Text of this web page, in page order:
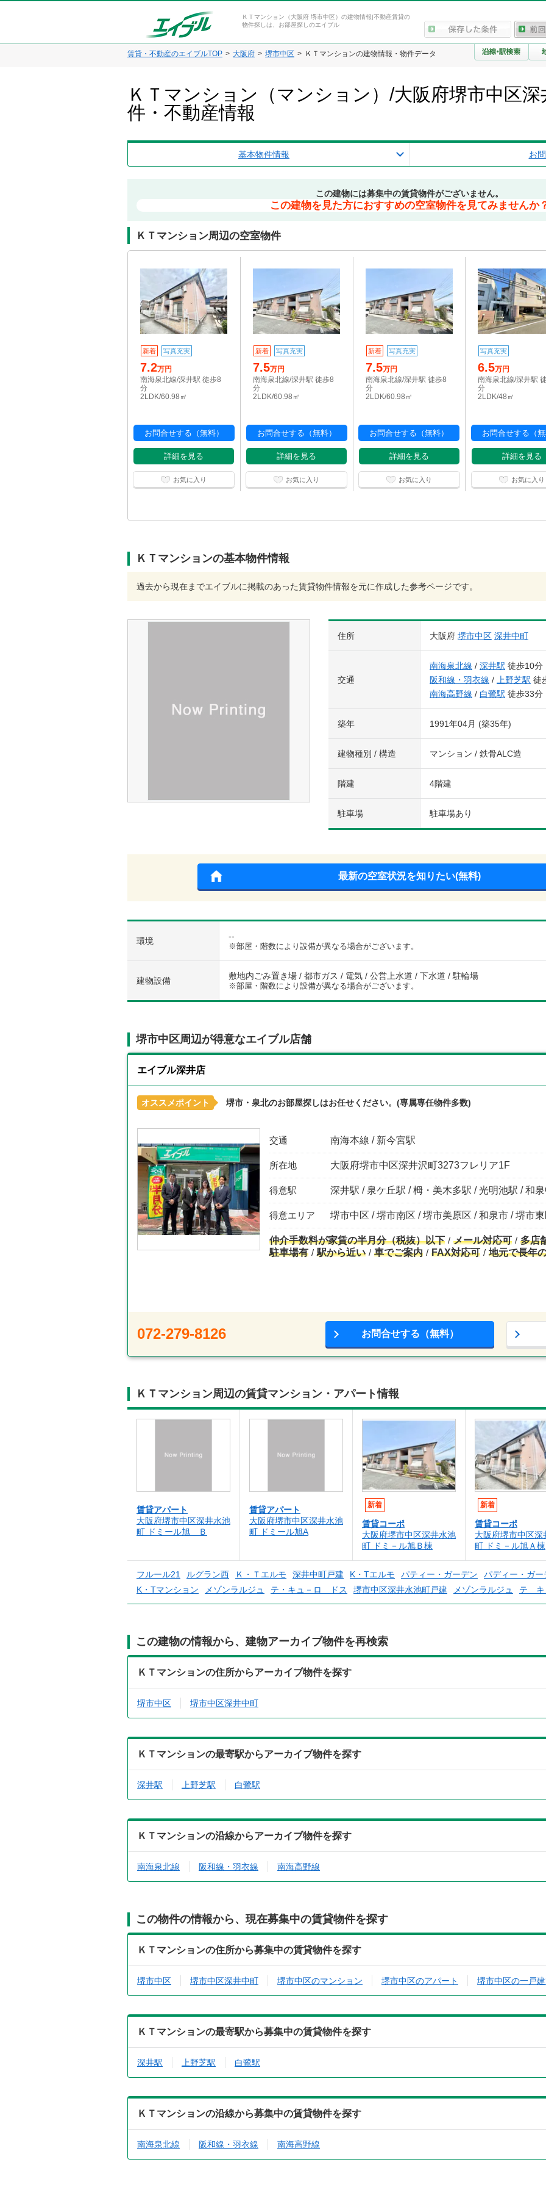
ＫＴマンション（大阪府 堺市中区）の建物情報|不動産賃貸の
物件探しは、お部屋探しのエイブル
賃貸・不動産のエイブルTOP 大阪府 堺市中区 ＫＴマンションの建物情報・物件データ
ＫＴマンション（マンション）/大阪府堺市中区
件・不動産情報
基本物件情報 お
この建物には募集中の賃貸物件がございません。
この建物を見た方におすすめの空室物件を見てみませんか
ＫＴマンション周辺の空室物件
新着 写真充実
7.2万円
南海泉北線/深井駅 徒歩8
分
2LDK/60.98㎡
お問合せする（無料）
詳細を見る
お気に入り
新着 写真充実
7.5万円
南海泉北線/深井駅 徒歩8
分
2LDK/60.98㎡
お問合せする（無料）
詳細を見る
お気に入り
新着 写真充実
7.5万円
南海泉北線/深井駅 徒歩8
分
2LDK/60.98㎡
お問合せする（無料）
詳細を見る
お気に入り
写真充実
6.5万円
南海泉北線/深井駅
分
2LDK/48㎡
お問合せする（
詳細を見る
お気に入り
ＫＴマンションの基本物件情報
過去から現在までエイブルに掲載のあった賃貸物件情報を元に作成した参考ページです。
住所 大阪府 堺市中区 深井中町
交通
南海泉北線 / 深井駅 徒歩10分
阪和線・羽衣線 / 上野芝駅 徒
南海高野線 / 白鷺駅 徒歩33分
築年 1991年04月 (築35年)
建物種別 / 構造 マンション / 鉄骨ALC造
階建 4階建
駐車場 駐車場あり
最新の空室状況を知りたい(無料)
環境 --
※部屋・階数により設備が異なる場合がございます。
建物設備 敷地内ごみ置き場 / 都市ガス / 電気 / 公営上水道 / 下水道 / 駐輪場
※部屋・階数により設備が異なる場合がございます。
堺市中区周辺が得意なエイブル店舗
エイブル深井店
オススメポイント 堺市・泉北のお部屋探しはお任せください。(専属専任物件多数)
交通 南海本線 / 新今宮駅
所在地 大阪府堺市中区深井沢町3273フレリア1F
得意駅 深井駅 / 泉ケ丘駅 / 栂・美木多駅 / 光明池駅 / 和
得意エリア 堺市中区 / 堺市南区 / 堺市美原区 / 和泉市 / 堺市
仲介手数料が家賃の半月分（税抜）以下 メール対応可
多店
駐車場有
駅から近い 車でご案内 FAX対応可 地元で長年
072-279-8126 お問合せする（無料）
ＫＴマンション周辺の賃貸マンション・アパート情報
賃貸アパート
大阪府堺市中区深井水池
町 ドミール旭 Ｂ
賃貸アパート
大阪府堺市中区深井水池
町 ドミール旭A
新着
賃貸コーポ
大阪府堺市中区深井水池
町 ドミ－ル旭Ｂ棟
新着
賃貸コーポ
大阪府堺市中区深
町 ドミ－ル旭Ａ棟
フルール21 ルグラン西 Ｋ・Ｔエルモ 深井中町戸建 K・Tエルモ パティー・ガーデン
パディー・ガー
K・Tマンション
メゾンラルジュ テ・キュ－ロ ドス 堺市中区深井水池町戸建 メゾンラルジュ テ キ
この建物の情報から、建物アーカイブ物件を再検索
ＫＴマンションの住所からアーカイブ物件を探す
堺市中区 堺市中区深井中町
ＫＴマンションの最寄駅からアーカイブ物件を探す
深井駅 上野芝駅 白鷺駅
ＫＴマンションの沿線からアーカイブ物件を探す
南海泉北線 阪和線・羽衣線 南海高野線
この物件の情報から、現在募集中の賃貸物件を探す
ＫＴマンションの住所から募集中の賃貸物件を探す
堺市中区 堺市中区深井中町 堺市中区のマンション 堺市中区のアパート 堺市中区の一戸
ＫＴマンションの最寄駅から募集中の賃貸物件を探す
深井駅 上野芝駅 白鷺駅
ＫＴマンションの沿線から募集中の賃貸物件を探す
南海泉北線 阪和線・羽衣線 南海高野線